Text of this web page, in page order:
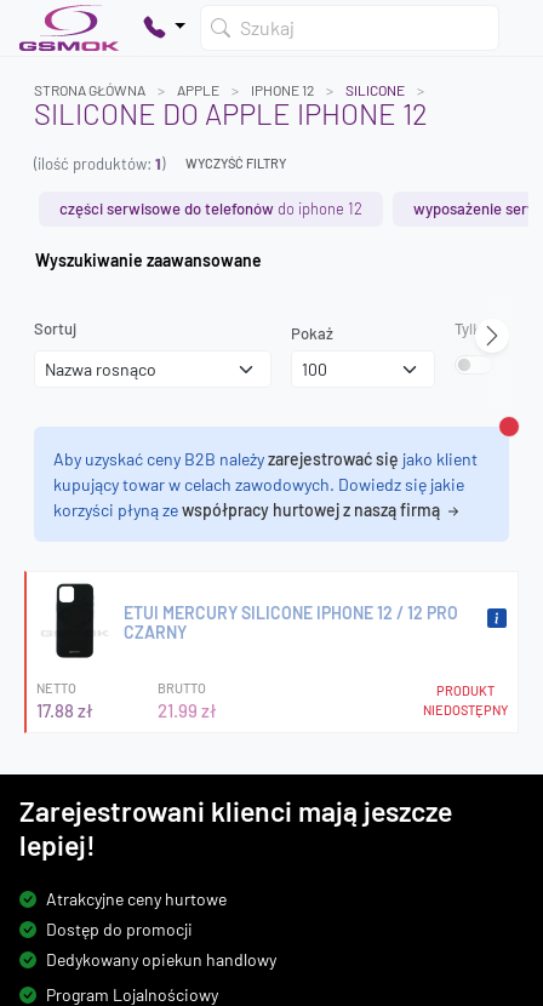
Szukaj
Twój koszyk jest pusty
STRONA GŁÓWNA APPLE IPHONE 12 SILICONE
SILICONE DO APPLE IPHONE 12
(ilość produktów: 1) WYCZYŚĆ FILTRY
części serwisowe do telefonów do iphone 12 wyposażenie
Wyszukiwanie zaawansowane
Sortuj Pokaż Tylko
Aby uzyskać ceny B2B należyzarejestrować się jako klient
kupujący towar w celach zawodowych. Dowiedz się jakie
korzyści płyną zewspółpracy hurtowej z naszą firmą
ETUI MERCURY SILICONE IPHONE 12 / 12 PRO
CZARNY
NETTO
17.88 zł
BRUTTO
21.99 zł
PRODUKT
NIEDOSTĘPNY
Zarejestrowani klienci mają jeszcze
lepiej!
Atrakcyjne ceny hurtowe
Dostęp do promocji
Dedykowany opiekun handlowy
Program Lojalnościowy